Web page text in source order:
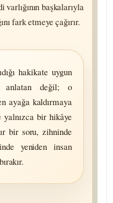
başkalarıyla
fark etmeye çağırır.
hakikate uygun
anlatan değil; o
ayağa kaldırmaya
yalnızca bir hikâye
bir soru, zihninde
yeniden insan